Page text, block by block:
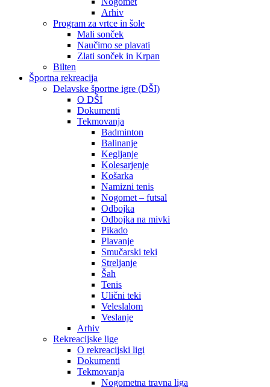
Arhiv
Program za vrtce in šole
Mali sonček
Naučimo se plavati
Zlati sonček in Krpan
Bilten
Športna rekreacija
Delavske športne igre (DŠI)
O DŠI
Dokumenti
Tekmovanja
Badminton
Balinanje
Kegljanje
Kolesarjenje
Košarka
Namizni tenis
Nogomet – futsal
Odbojka
Odbojka na mivki
Pikado
Plavanje
Smučarski teki
Streljanje
Šah
Tenis
Ulični teki
Veleslalom
Veslanje
Arhiv
Rekreacijske lige
O rekreacijski ligi
Dokumenti
Tekmovanja
Nogometna travna liga